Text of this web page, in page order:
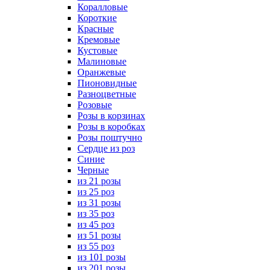
Коралловые
Короткие
Красные
Кремовые
Кустовые
Малиновые
Оранжевые
Пионовидные
Разноцветные
Розовые
Розы в корзинах
Розы в коробках
Розы поштучно
Сердце из роз
Синие
Черные
из 21 розы
из 25 роз
из 31 розы
из 35 роз
из 45 роз
из 51 розы
из 55 роз
из 101 розы
из 201 розы